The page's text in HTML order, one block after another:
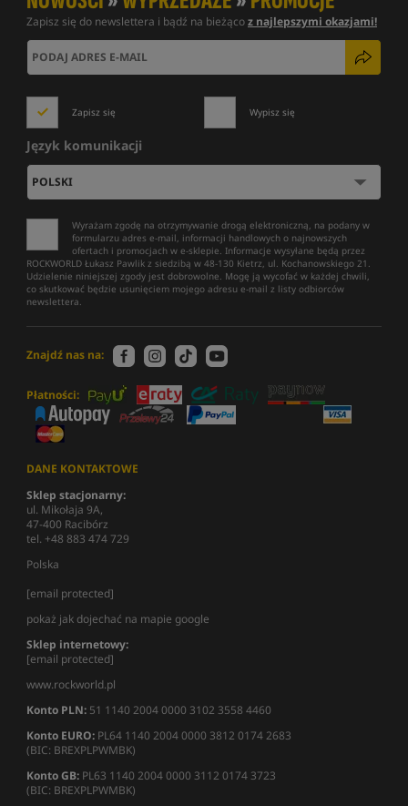
Zapisz się do newslettera i bądź na bieżącoz najlepszymi okazjami!
Zapisz się Wypisz się
Język komunikacji
Wyrażam zgodę na otrzymywanie drogą elektroniczną, na podany w
formularzu adres e-mail, informacji handlowych o najnowszych
ofertach i promocjach w e-sklepie. Informacje wysyłane będą przez
ROCKWORLD Łukasz Pawlik z siedzibą w 48-130 Kietrz, ul. Kochanowskiego 21.
Udzielenie niniejszej zgody jest dobrowolne. Mogę ją wycofać w każdej chwili,
co skutkować będzie usunięciem mojego adresu e-mail z listy odbiorców
newslettera.
Znajdź nas na:
Płatności:
DANE KONTAKTOWE
Sklep stacjonarny:
ul. Mikołaja 9A,
47-400 Racibórz
tel. +48 883 474 729
Polska
[email protected]
pokaż jak dojechać na mapie google
Sklep internetowy:
[email protected]
www.rockworld.pl
Konto PLN: 51 1140 2004 0000 3102 3558 4460
Konto EURO: PL64 1140 2004 0000 3812 0174 2683
(BIC: BREXPLPWMBK)
Konto GB: PL63 1140 2004 0000 3112 0174 3723
(BIC: BREXPLPWMBK)